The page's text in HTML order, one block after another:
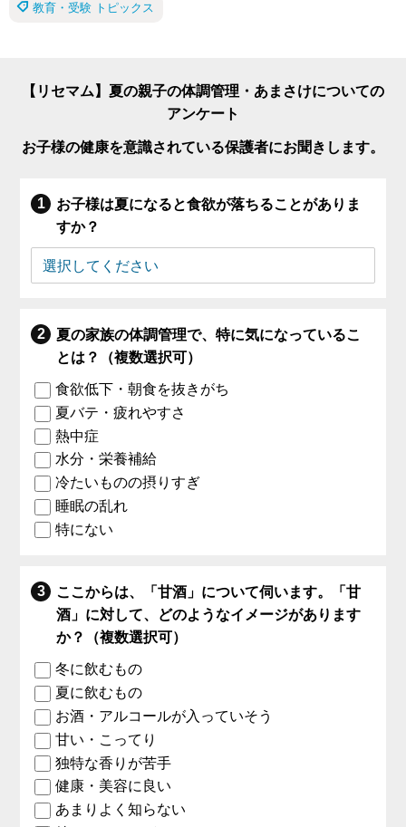
教育・受験 トピックス
【リセマム】夏の親子の体調管理・あまさけについての
アンケート
お子様の健康を意識されている保護者にお聞きします。
お子様は夏になると食欲が落ちることがありま
すか？
夏の家族の体調管理で、特に気になっているこ
とは？（複数選択可）
食欲低下・朝食を抜きがち
夏バテ・疲れやすさ
熱中症
水分・栄養補給
冷たいものの摂りすぎ
睡眠の乱れ
特にない
ここからは、「甘酒」について伺います。「甘
酒」に対して、どのようなイメージがあります
か？（複数選択可）
冬に飲むもの
夏に飲むもの
お酒・アルコールが入っていそう
甘い・こってり
独特な香りが苦手
健康・美容に良い
あまりよく知らない